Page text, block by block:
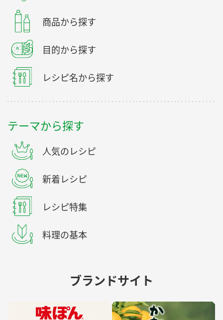
商品から探す
目的から探す
レシピ名から探す
テーマから探す
人気のレシピ
新着レシピ
レシピ特集
料理の基本
ブランドサイト